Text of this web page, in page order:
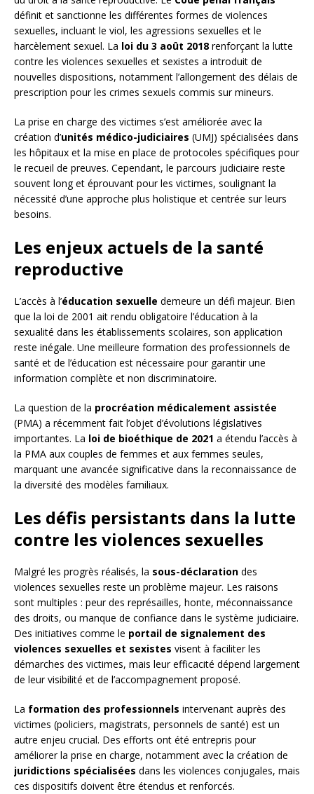
définit et sanctionne les différentes formes de violences
sexuelles, incluant le viol, les agressions sexuelles et le
harcèlement sexuel. La loi du 3 août 2018 renforçant la lutte
contre les violences sexuelles et sexistes a introduit de
nouvelles dispositions, notamment l’allongement des délais de
prescription pour les crimes sexuels commis sur mineurs.
La prise en charge des victimes s’est améliorée avec la
création d’unités médico-judiciaires (UMJ) spécialisées dans
les hôpitaux et la mise en place de protocoles spécifiques pour
le recueil de preuves. Cependant, le parcours judiciaire reste
souvent long et éprouvant pour les victimes, soulignant la
nécessité d’une approche plus holistique et centrée sur leurs
besoins.
Les enjeux actuels de la santé
reproductive
L’accès à l’éducation sexuelle demeure un défi majeur. Bien
que la loi de 2001 ait rendu obligatoire l’éducation à la
sexualité dans les établissements scolaires, son application
reste inégale. Une meilleure formation des professionnels de
santé et de l’éducation est nécessaire pour garantir une
information complète et non discriminatoire.
La question de la procréation médicalement assistée
(PMA) a récemment fait l’objet d’évolutions législatives
importantes. La loi de bioéthique de 2021 a étendu l’accès à
la PMA aux couples de femmes et aux femmes seules,
marquant une avancée significative dans la reconnaissance de
la diversité des modèles familiaux.
Les défis persistants dans la lutte
contre les violences sexuelles
Malgré les progrès réalisés, la sous-déclaration des
violences sexuelles reste un problème majeur. Les raisons
sont multiples : peur des représailles, honte, méconnaissance
des droits, ou manque de confiance dans le système judiciaire.
Des initiatives comme le portail de signalement des
violences sexuelles et sexistes visent à faciliter les
démarches des victimes, mais leur efficacité dépend largement
de leur visibilité et de l’accompagnement proposé.
La formation des professionnels intervenant auprès des
victimes (policiers, magistrats, personnels de santé) est un
autre enjeu crucial. Des efforts ont été entrepris pour
améliorer la prise en charge, notamment avec la création de
juridictions spécialisées dans les violences conjugales, mais
ces dispositifs doivent être étendus et renforcés.